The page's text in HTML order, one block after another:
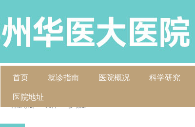
首页 就诊指南 医院概况 科学研究
医院地址
> 科室导航 > 儿科 > 多动症 >